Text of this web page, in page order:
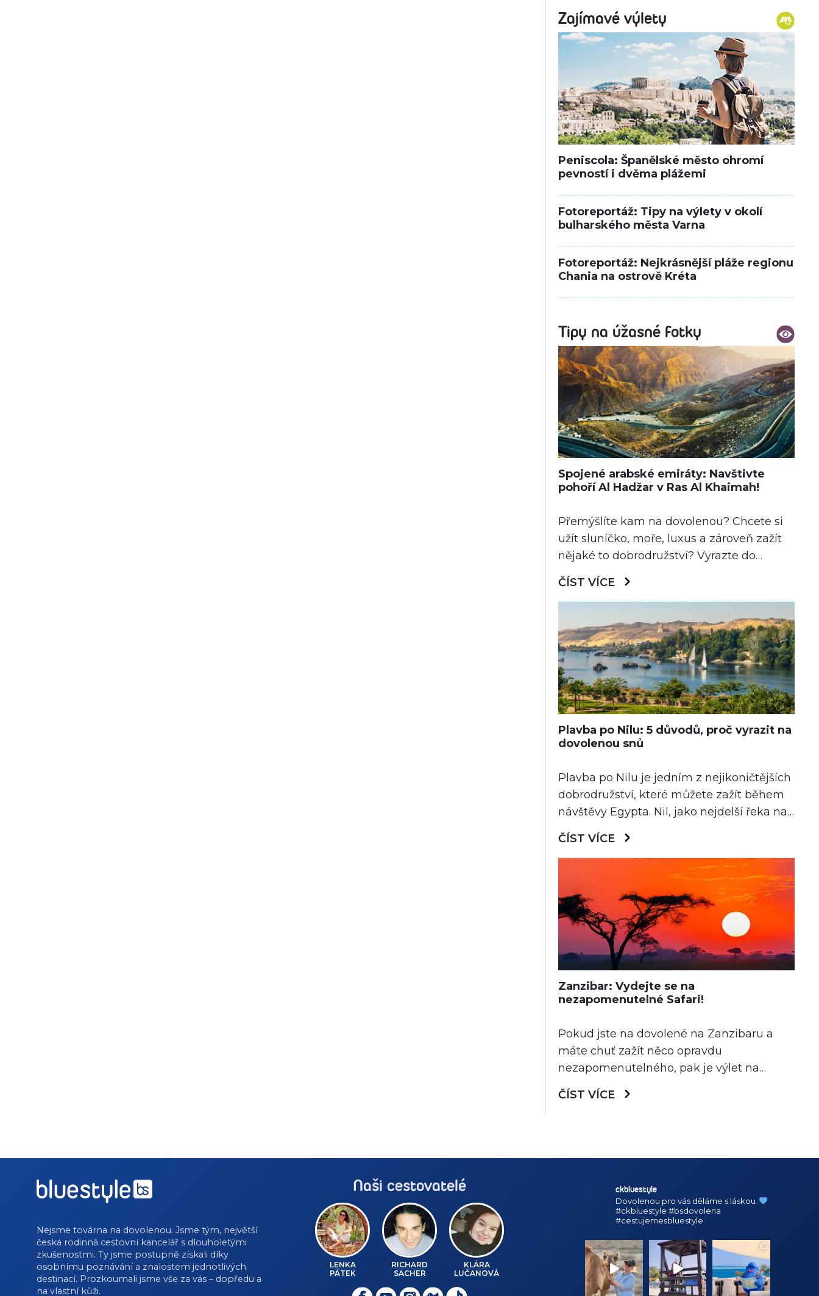
Zajímavé výlety
Peniscola: Španělské město ohromí
pevností i dvěma plážemi
Fotoreportáž: Tipy na výlety v okolí
bulharského města Varna
Fotoreportáž: Nejkrásnější pláže regionu
Chania na ostrově Kréta
Tipy na úžasné fotky
Spojené arabské emiráty: Navštivte
pohoří Al Hadžar v Ras Al Khaimah!
Přemýšlíte kam na dovolenou? Chcete si
užít sluníčko, moře, luxus a zároveň zažít
nějaké to dobrodružství? Vyrazte do
Spojených arabských emirátů a navštivte
úchvatné pohoří Al Hadžar!
ČÍST VÍCE
Plavba po Nilu: 5 důvodů, proč vyrazit na
dovolenou snů
Plavba po Nilu je jedním z nejikoničtějších
dobrodružství, které můžete zažít během
návštěvy Egypta. Nil, jako nejdelší řeka na
světě, protéká srdcem Egypta a nabízí
úchvatné výhledy na historické památky a
nádherné přírodní scenérie. Proč byste si
tedy měli zvolit právě plavbu po Nilu jako
svou příští dovolenou? Tady je pět
neodolatelných důvodů!
ČÍST VÍCE
Zanzibar: Vydejte se na
nezapomenutelné Safari!
Pokud jste na dovolené na Zanzibaru a
máte chuť zažít něco opravdu
nezapomenutelného, pak je výlet na
pevninskou Tanzanii na safari tou pravou
volbou! Jen si představte – ráno se
ČÍST VÍCE
Nejsme továrna na dovolenou. Jsme tým, největší
česká rodinná cestovní kancelář s dlouholetými
zkušenostmi. Ty jsme postupně získali díky
osobnímu poznávání a znalostem jednotlivých
destinací. Prozkoumali jsme vše za vás – dopředu a
na vlastní kůži.
Naši cestovatelé
LENKA
PÁTEK
RICHARD
SACHER
KLÁRA
LUČANOVÁ
ckbluestyle
Dovolenou pro vás děláme s láskou.
#ckbluestyle #bsdovolena
#cestujemesbluestyle